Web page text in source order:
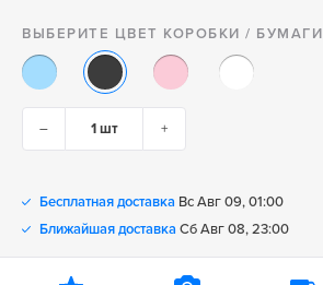
ВЫБЕРИТЕ ЦВЕТ КОРОБКИ / БУМАГИ
– +
Бесплатная доставка Вс Авг 09, 01:00
Ближайшая доставка Сб Авг 08, 23:00